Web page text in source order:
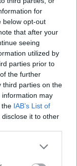
for
below opt-out
that after your
seeing
utilized by
parties prior to
the further
third parties on the
information may
the IAB’s List of
it to other
or more Google
beruházás
jó hírű
a FERROÉP
majd.
indult be a